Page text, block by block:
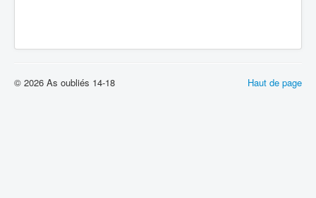
Haut de page
© 2026 As oubliés 14-18